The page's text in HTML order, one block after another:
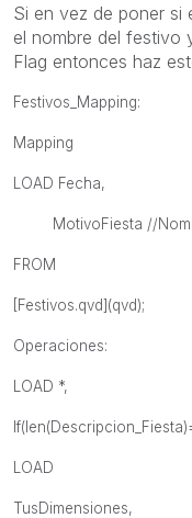
Si en vez de poner si
el nombre del festivo
Flag entonces haz
Festivos_Mapping:
Mapping
LOAD Fecha,
MotivoFiesta //
FROM
[Festivos.qvd](qvd);
Operaciones:
LOAD *,
LOAD
TusDimensiones,